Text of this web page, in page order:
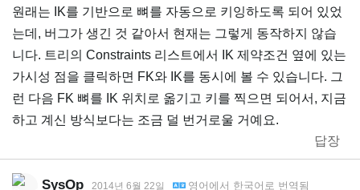
원래는 IK를 기반으로 뼈를 자동으로 키잉하도록 되어 있었
는데, 버그가 생긴 것 같아서 현재는 그렇게 동작하지 않습
니다. 트리의 Constraints 리스트에서 IK 제약조건 옆에 있는
가시성 점을 클릭하면 FK와 IK를 동시에 볼 수 있습니다. 그
런 다음 FK 뼈를 IK 위치로 옮기고 키를 찍으면 되어서, 지금
하고 계신 방식보다는 조금 덜 번거로울 거예요.
답장
SysOp 2014년 6월 22일 영어 에서 한국어 로 번역됨